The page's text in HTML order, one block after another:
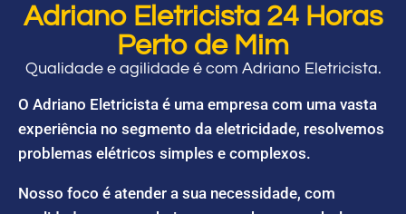
Adriano Eletricista 24 Horas
Perto de Mim
Qualidade e agilidade é com Adriano Eletricista.
O Adriano Eletricista é uma empresa com uma vasta
experiência no segmento da eletricidade, resolvemos
problemas elétricos simples e complexos.
Nosso foco é atender a sua necessidade, com